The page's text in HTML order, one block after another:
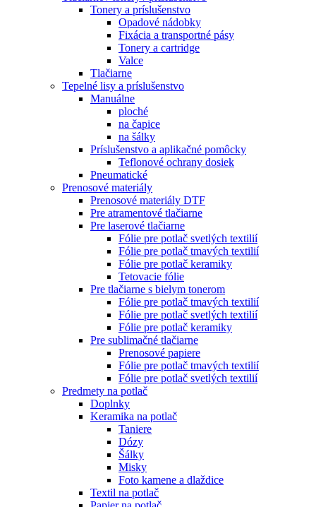
Tonery a príslušenstvo
Opadové nádobky
Fixácia a transportné pásy
Tonery a cartridge
Valce
Tlačiarne
Tepelné lisy a príslušenstvo
Manuálne
ploché
na čapice
na šálky
Príslušenstvo a aplikačné pomôcky
Teflonové ochrany dosiek
Pneumatické
Prenosové materiály
Prenosové materiály DTF
Pre atramentové tlačiarne
Pre laserové tlačiarne
Fólie pre potlač svetlých textilií
Fólie pre potlač tmavých textilií
Fólie pre potlač keramiky
Tetovacie fólie
Pre tlačiarne s bielym tonerom
Fólie pre potlač tmavých textilií
Fólie pre potlač svetlých textilií
Fólie pre potlač keramiky
Pre sublimačné tlačiarne
Prenosové papiere
Fólie pre potlač tmavých textilií
Fólie pre potlač svetlých textilií
Predmety na potlač
Doplnky
Keramika na potlač
Taniere
Dózy
Šálky
Misky
Foto kamene a dlaždice
Textil na potlač